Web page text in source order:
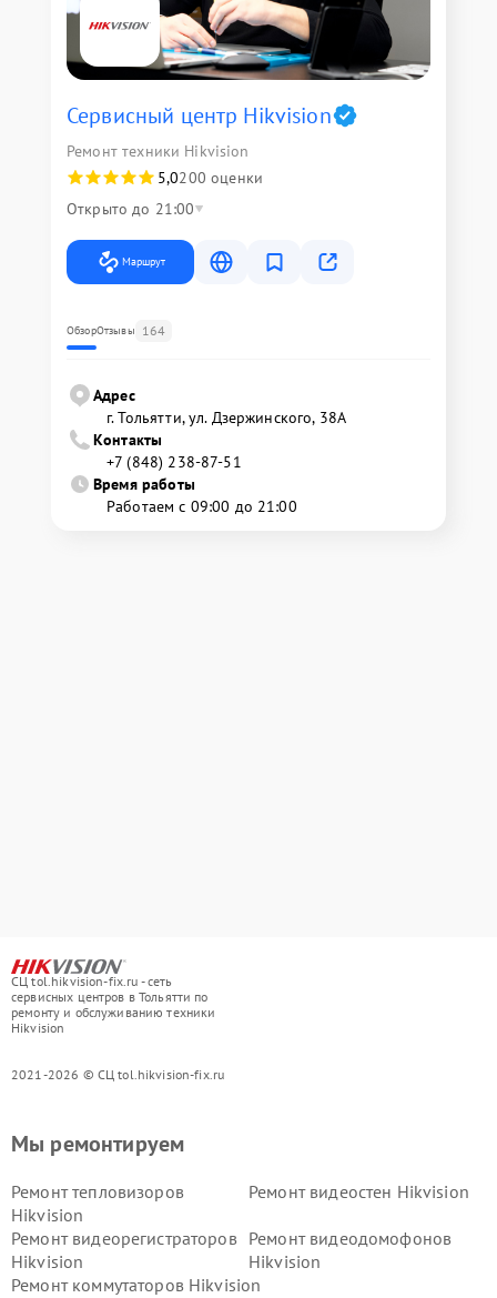
Сервисный центр Hikvision
Ремонт техники Hikvision
5,0200 оценки
Открыто до 21:00
Маршрут
ОбзорОтзывы 164
Адрес
г. Тольятти, ул. Дзержинского, 38А
Контакты
+7 (848) 238-87-51
Время работы
Работаем с 09:00 до 21:00
СЦ tol.hikvision-fix.ru - сеть
сервисных центров в Тольятти по
ремонту и обслуживанию техники
Hikvision
2021-2026 © СЦ tol.hikvision-fix.ru
Мы ремонтируем
Ремонт тепловизоров
Hikvision
Ремонт видеостен Hikvision
Ремонт видеорегистраторов
Hikvision
Ремонт видеодомофонов
Hikvision
Ремонт коммутаторов Hikvision